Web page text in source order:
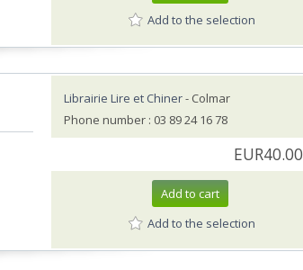
Add to the selection
Librairie Lire et Chiner- Colmar
Phone number : 03 89 24 16 78
EUR40.00
Add to cart
Add to the selection